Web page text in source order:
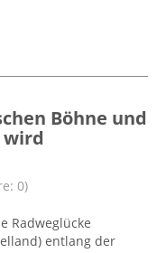
Böhne und
wird
0)
Radweglücke
entlang der